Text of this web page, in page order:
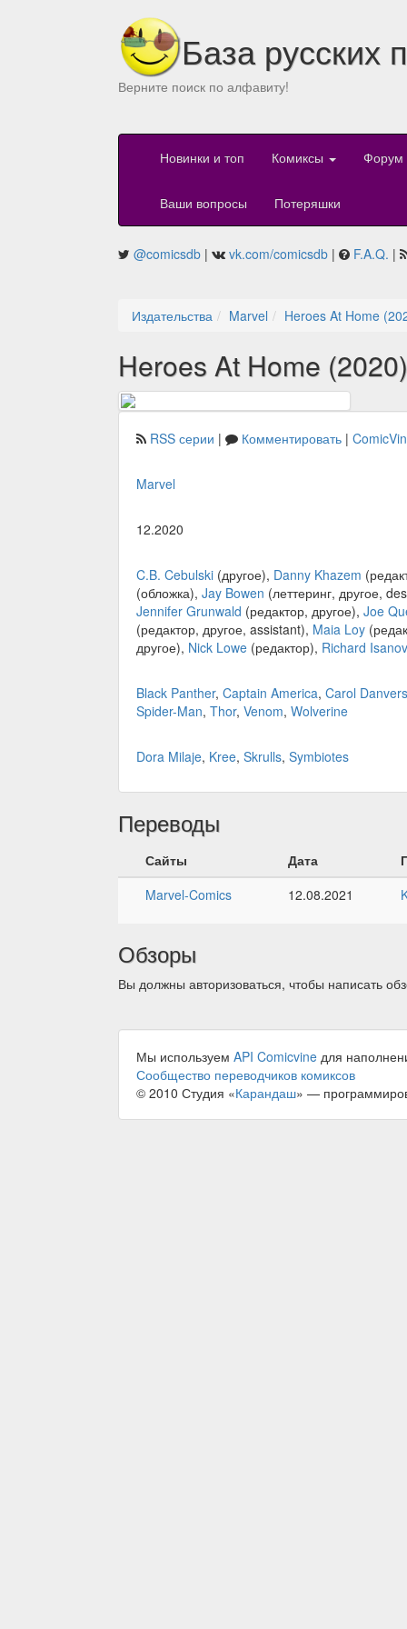
База русских
Верните поиск по алфавиту!
Новинки и топ Комиксы Форум
Ваши вопросы Потеряшки
@comicsdb | vk.com/comicsdb | F.A.Q. |
Издательства Marvel Heroes At Home
Heroes At Home
RSS серии | Комментировать |
Marvel
12.2020
C.B. Cebulski (другое), Danny Khazem
(обложка), Jay Bowen (леттеринг, другое,
Jennifer Grunwald (редактор, другое), Joe
(редактор, другое, assistant), Maia Loy
другое), Nick Lowe (редактор), Richard
Black Panther, Captain America, Carol Danvers
Spider-Man, Thor, Venom, Wolverine
Dora Milaje, Kree, Skrulls, Symbiotes
Переводы
Сайты Дата
Marvel-Comics
12.08.2021
Обзоры
Вы должны авторизоваться, чтобы написать
Мы используем API Comicvine для
Сообщество переводчиков комиксов
© 2010 Студия «Карандаш» —